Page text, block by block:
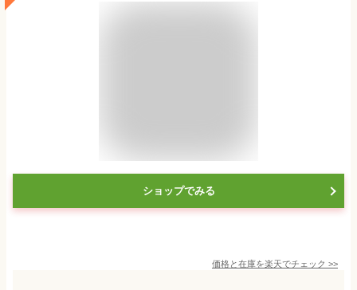
ショップでみる
価格と在庫を楽天でチェック >>